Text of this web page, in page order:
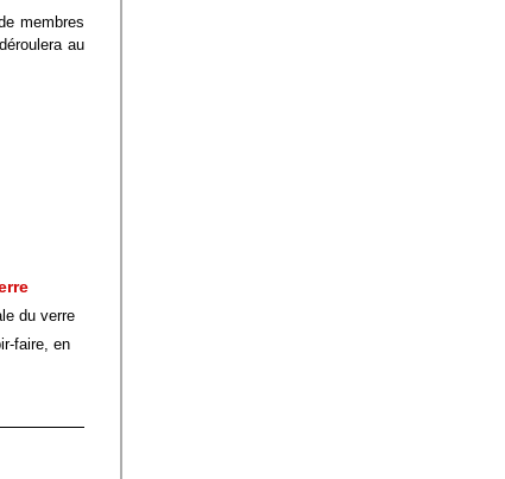
membres
au
du verre
faire, en